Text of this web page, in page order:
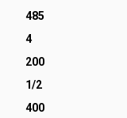
485
4
200
1/2
400